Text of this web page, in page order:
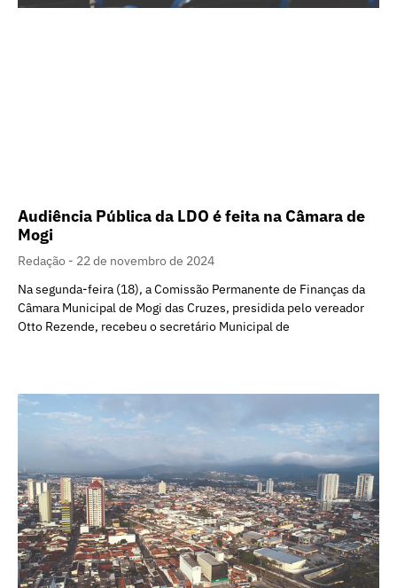
Audiência Pública da LDO é feita na Câmara de
Mogi
Redação
22 de novembro de 2024
Na segunda-feira (18), a Comissão Permanente de Finanças da
Câmara Municipal de Mogi das Cruzes, presidida pelo vereador
Otto Rezende, recebeu o secretário Municipal de